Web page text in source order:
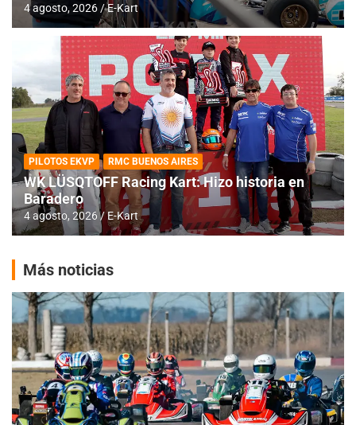
4 agosto, 2026 E-Kart
PILOTOS EKVP RMC BUENOS AIRES
WK LÜSQTOFF Racing Kart: Hizo historia en
Baradero
4 agosto, 2026 E-Kart
Más noticias